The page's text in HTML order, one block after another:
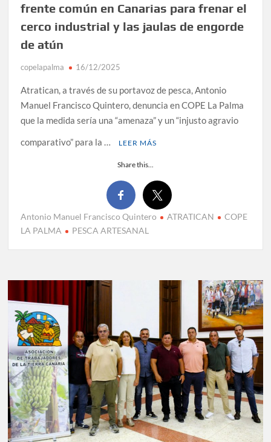
frente común en Canarias para frenar el
cerco industrial y las jaulas de engorde
de atún
copelapalma 16/12/2025
Atratican, a través de su portavoz de pesca, Antonio
Manuel Francisco Quintero, denuncia en COPE La Palma
que la medida sería una “amenaza” y un “injusto agravio
comparativo” para la …
LEER MÁS
Share this...
Antonio Manuel Francisco Quintero ATRATICAN
COPE
LA PALMA
PESCA ARTESANAL